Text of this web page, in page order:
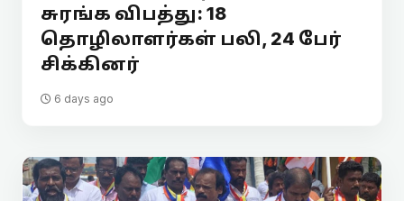
சுரங்க விபத்து: 18
தொழிலாளர்கள் பலி, 24 பேர்
சிக்கினர்
6 days ago